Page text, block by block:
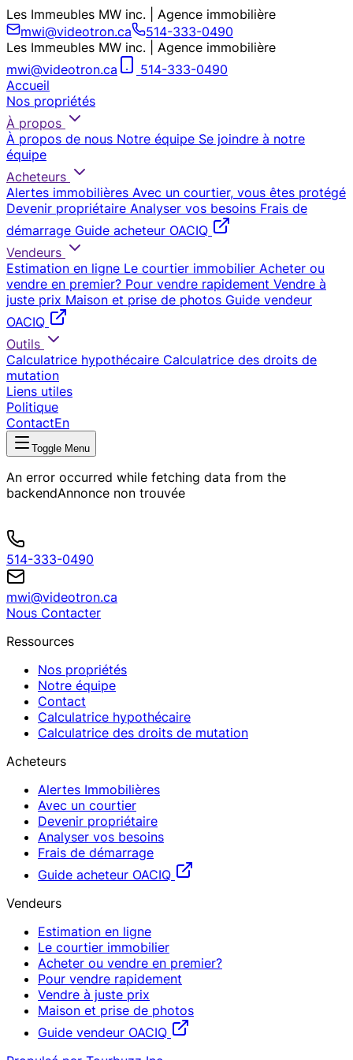
Les Immeubles MW inc. | Agence immobilière
mwi@videotron.ca
514-333-0490
Les Immeubles MW inc. | Agence immobilière
mwi@videotron.ca
514-333-0490
Accueil
Nos propriétés
À propos
À propos de nous Notre équipe Se joindre à notre
équipe
Acheteurs
Alertes immobilières Avec un courtier, vous êtes protégé
Devenir propriétaire Analyser vos besoins Frais de
démarrage Guide acheteur OACIQ
Vendeurs
Estimation en ligne Le courtier immobilier Acheter ou
vendre en premier? Pour vendre rapidement Vendre à
juste prix Maison et prise de photos Guide vendeur
OACIQ
Outils
Calculatrice hypothécaire Calculatrice des droits de
mutation
Liens utiles
Politique
ContactEn
Toggle Menu
An error occurred while fetching data from the
backendAnnonce non trouvée
514-333-0490
mwi@videotron.ca
Nous Contacter
Ressources
Nos propriétés
Notre équipe
Contact
Calculatrice hypothécaire
Calculatrice des droits de mutation
Acheteurs
Alertes Immobilières
Avec un courtier
Devenir propriétaire
Analyser vos besoins
Frais de démarrage
Guide acheteur OACIQ
Vendeurs
Estimation en ligne
Le courtier immobilier
Acheter ou vendre en premier?
Pour vendre rapidement
Vendre à juste prix
Maison et prise de photos
Guide vendeur OACIQ